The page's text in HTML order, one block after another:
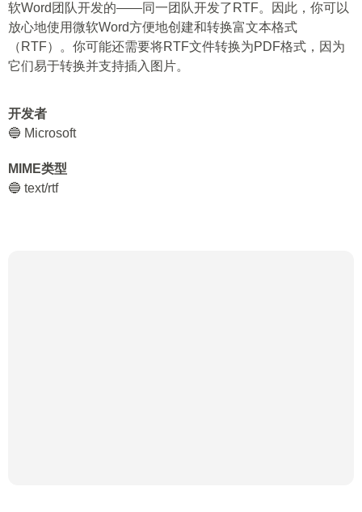
软Word团队开发的——同一团队开发了RTF。因此，你可以
放心地使用微软Word方便地创建和转换富文本格式
（RTF）。你可能还需要将RTF文件转换为PDF格式，因为
它们易于转换并支持插入图片。
开发者
🔵 Microsoft
MIME类型
🔵 text/rtf